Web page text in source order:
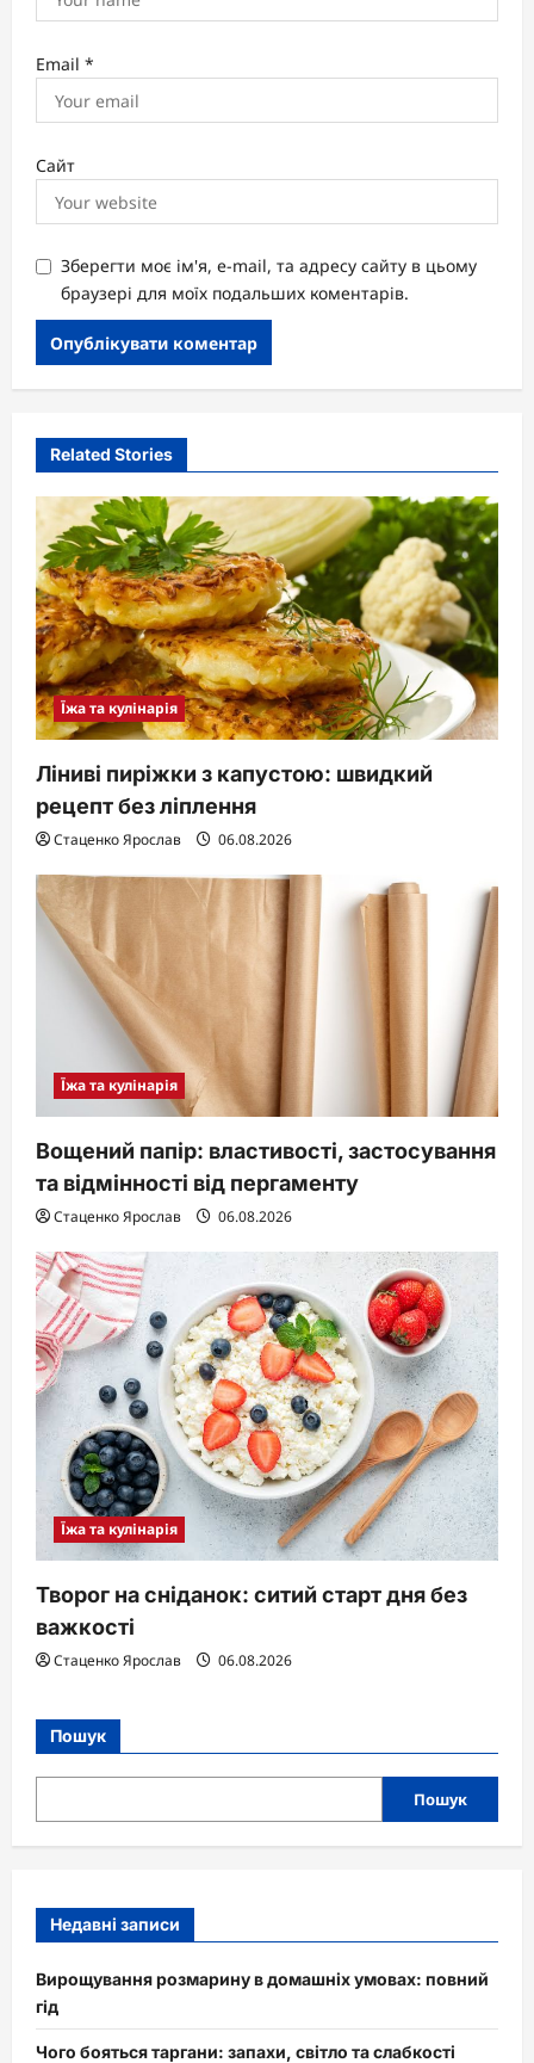
Email *
Сайт
Зберегти моє ім'я, e-mail, та адресу сайту в цьому
браузері для моїх подальших коментарів.
Related Stories
Їжа та кулінарія
Ліниві пиріжки з капустою: швидкий
рецепт без ліплення
Стаценко Ярослав 06.08.2026
Їжа та кулінарія
Вощений папір: властивості, застосування
та відмінності від пергаменту
Стаценко Ярослав 06.08.2026
Їжа та кулінарія
Творог на сніданок: ситий старт дня без
важкості
Стаценко Ярослав 06.08.2026
Пошук
Пошук
Недавні записи
Вирощування розмарину в домашніх умовах: повний
гід
Чого бояться таргани: запахи, світло та слабкості